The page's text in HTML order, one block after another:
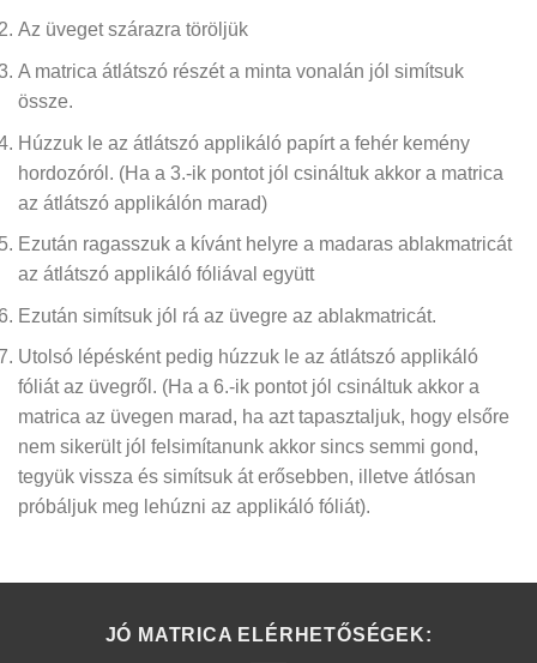
Az üveget szárazra töröljük
A matrica átlátszó részét a minta vonalán jól simítsuk
össze.
Húzzuk le az átlátszó applikáló papírt a fehér kemény
hordozóról. (Ha a 3.-ik pontot jól csináltuk akkor a matrica
az átlátszó applikálón marad)
Ezután ragasszuk a kívánt helyre a madaras ablakmatricát
az átlátszó applikáló fóliával együtt
Ezután simítsuk jól rá az üvegre az ablakmatricát.
Utolsó lépésként pedig húzzuk le az átlátszó applikáló
fóliát az üvegről. (Ha a 6.-ik pontot jól csináltuk akkor a
matrica az üvegen marad, ha azt tapasztaljuk, hogy elsőre
nem sikerült jól felsimítanunk akkor sincs semmi gond,
tegyük vissza és simítsuk át erősebben, illetve átlósan
próbáljuk meg lehúzni az applikáló fóliát).
JÓ MATRICA ELÉRHETŐSÉGEK: